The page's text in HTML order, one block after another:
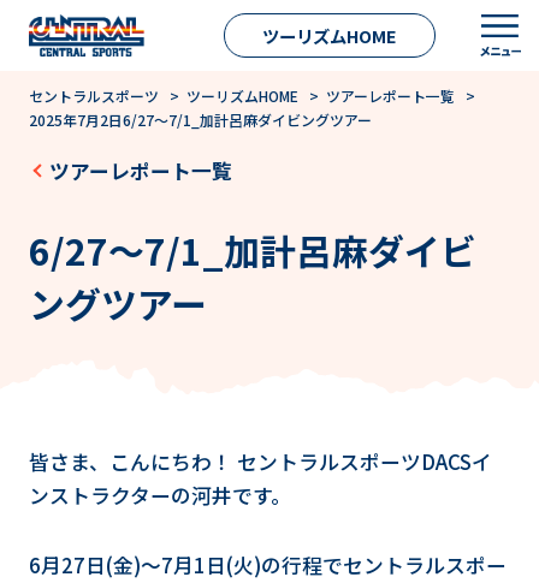
ツーリズムHOME
セントラルスポーツ > ツーリズムHOME > ツアーレポート一覧 >
2025年7月2日6/27～7/1_加計呂麻ダイビングツアー
ツアーレポート一覧
6/27～7/1_加計呂麻ダイビ
ングツアー
皆さま、こんにちわ！ セントラルスポーツDACSイ
ンストラクターの河井です。
6月27日(金)～7月1日(火)の行程でセントラルスポー